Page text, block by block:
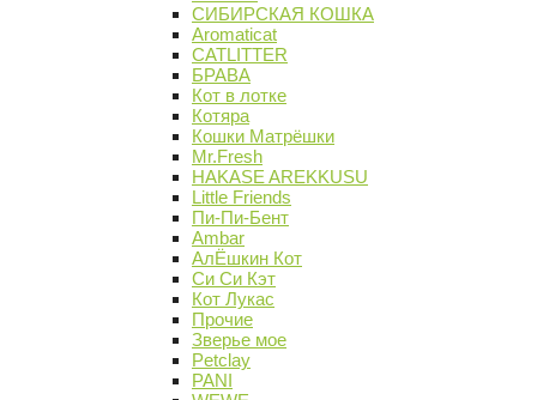
СИБИРСКАЯ КОШКА
Aromaticat
CATLITTER
БРАВА
Кот в лотке
Котяра
Кошки Матрёшки
Mr.Fresh
HAKASE AREKKUSU
Little Friends
Пи-Пи-Бент
Ambar
АлЁшкин Кот
Си Си Кэт
Кот Лукас
Прочие
Зверье мое
Petclay
PANI